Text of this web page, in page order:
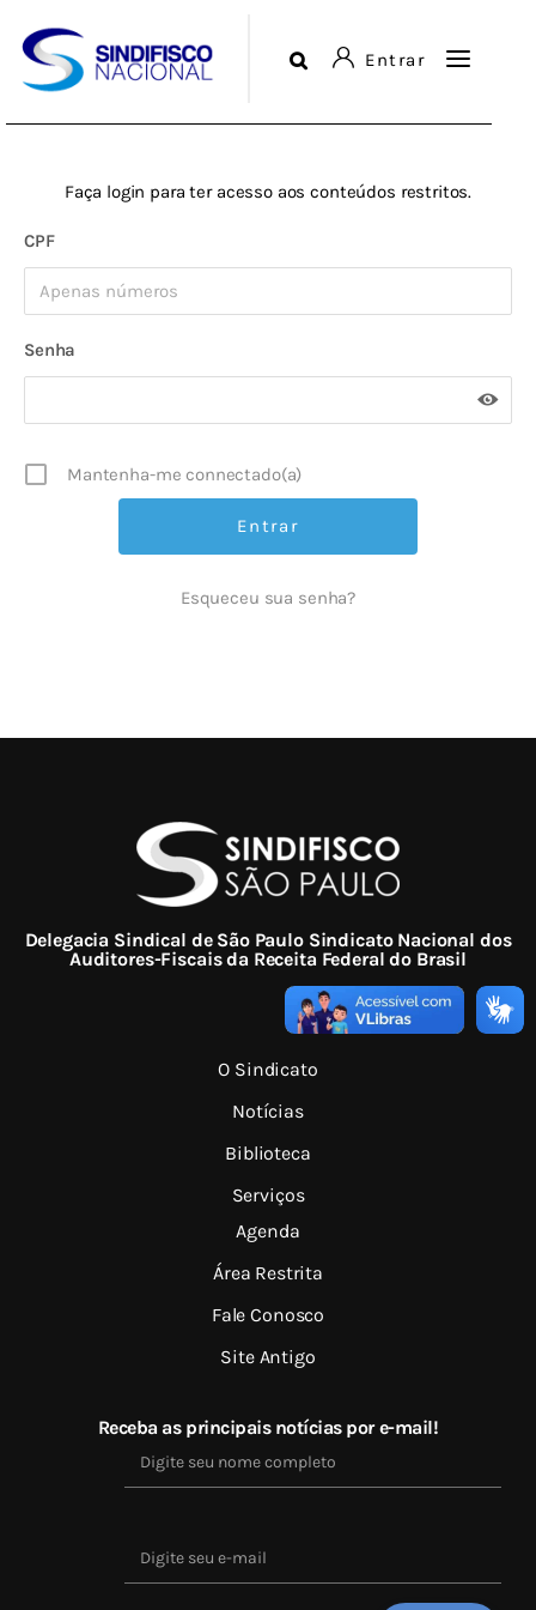
Entrar
Serviços
Biblioteca
Faça login para ter acesso aos conteúdos restritos.
CPF
Senha
Mantenha-me connectado(a)
Esqueceu sua senha?
Delegacia Sindical de São Paulo Sindicato Nacional dos
Auditores-Fiscais da Receita Federal do Brasil
O Sindicato
Notícias
Biblioteca
Serviços
Agenda
Área Restrita
Fale Conosco
Site Antigo
Receba as principais notícias por e-mail!